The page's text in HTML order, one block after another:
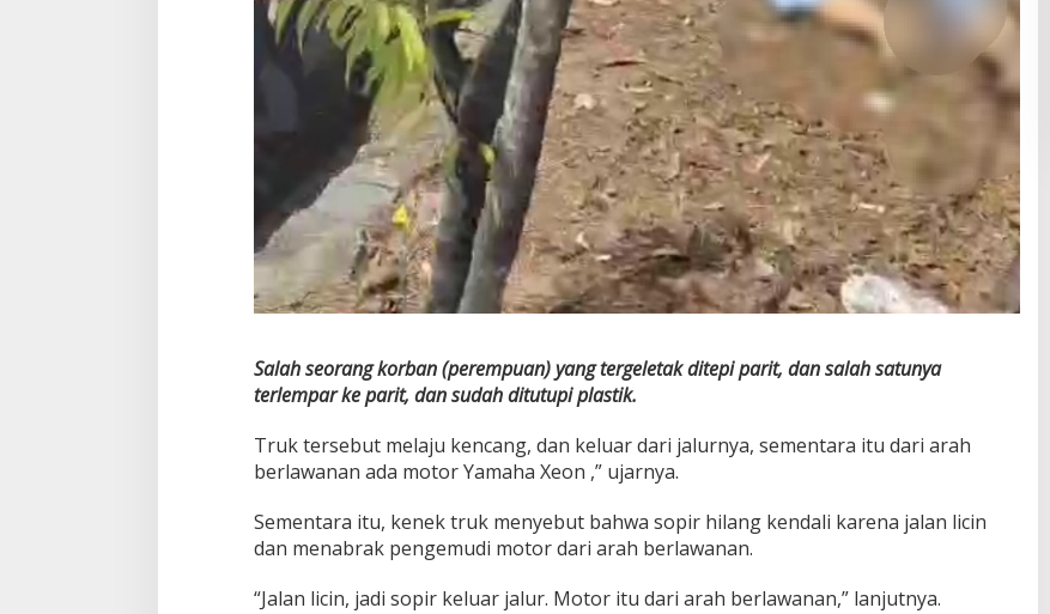
Salah seorang korban (perempuan) yang tergeletak ditepi parit, dan salah satunya
terlempar ke parit, dan sudah ditutupi plastik.
Truk tersebut melaju kencang, dan keluar dari jalurnya, sementara itu dari arah
berlawanan ada motor Yamaha Xeon ,” ujarnya.
Sementara itu, kenek truk menyebut bahwa sopir hilang kendali karena jalan licin
dan menabrak pengemudi motor dari arah berlawanan.
“Jalan licin, jadi sopir keluar jalur. Motor itu dari arah berlawanan,” lanjutnya.